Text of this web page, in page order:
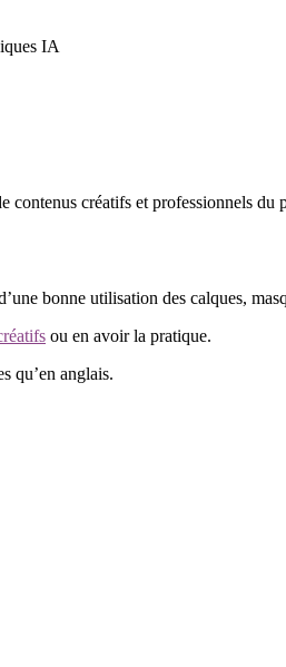
IA
contenus créatifs et professionnels
bonne utilisation des calques,
ou en avoir la pratique.
qu’en anglais.